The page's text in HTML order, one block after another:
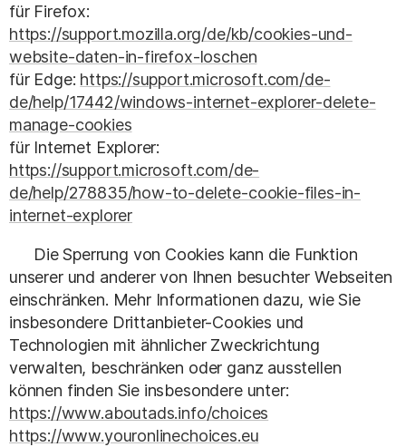
für Firefox:
https://support.mozilla.org/de/kb/cookies-und-
website-daten-in-firefox-loschen
für Edge: https://support.microsoft.com/de-
de/help/17442/windows-internet-explorer-delete-
manage-cookies
für Internet Explorer:
https://support.microsoft.com/de-
de/help/278835/how-to-delete-cookie-files-in-
internet-explorer
Die Sperrung von Cookies kann die Funktion
unserer und anderer von Ihnen besuchter Webseiten
einschränken. Mehr Informationen dazu, wie Sie
insbesondere Drittanbieter-Cookies und
Technologien mit ähnlicher Zweckrichtung
verwalten, beschränken oder ganz ausstellen
können finden Sie insbesondere unter:
https://www.aboutads.info/choices
https://www.youronlinechoices.eu